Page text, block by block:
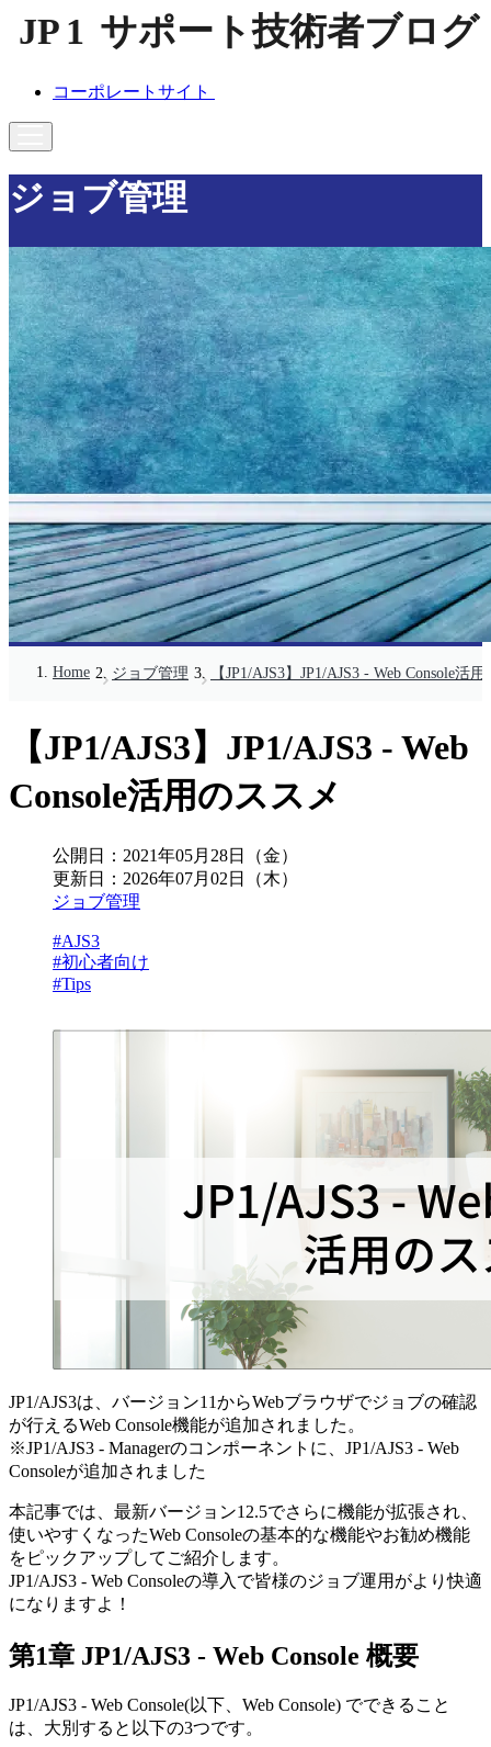
コーポレートサイト
ジョブ管理
Home ジョブ管理 【JP1/AJS3】JP1/AJS3 - Web Console活
【JP1/AJS3】JP1/AJS3 - Web
Console活用のススメ
公開日： 2021年05月28日（金）
更新日： 2026年07月02日（木）
ジョブ管理
#AJS3
#初心者向け
#Tips
JP1/AJS3は、バージョン11からWebブラウザでジョブの確認
が行えるWeb Console機能が追加されました。
※JP1/AJS3 - Managerのコンポーネントに、JP1/AJS3 - Web
Consoleが追加されました
本記事では、最新バージョン12.5でさらに機能が拡張され、
使いやすくなったWeb Consoleの基本的な機能やお勧め機能
をピックアップしてご紹介します。
JP1/AJS3 - Web Consoleの導入で皆様のジョブ運用がより快適
になりますよ！
第1章 JP1/AJS3 - Web Console 概要
JP1/AJS3 - Web Console(以下、Web Console) でできること
は、大別すると以下の3つです。